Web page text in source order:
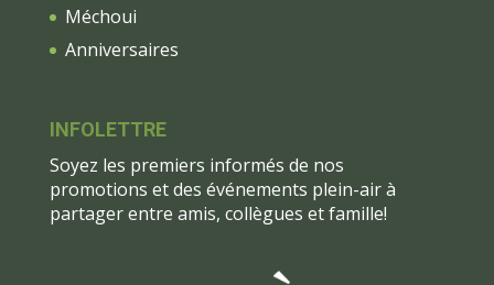
Méchoui
Anniversaires
INFOLETTRE
Soyez les premiers informés de nos
promotions et des événements plein-air à
partager entre amis, collègues et famille!